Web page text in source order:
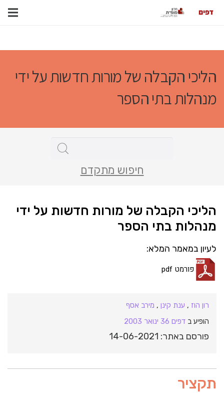
הליכי הקבלה של מורות חדשות על ידי
מנהלות בתי הספר
חיפוש מתקדם
הליכי הקבלה של מורות חדשות על ידי
מנהלות בתי הספר
לעיון במאמר המלא:
פורמט pdf
רון הוז , ענת קינן , מירב אסף
הופיע ב דפים 36 ינואר 2003
פורסם באתר: 14-06-2021
תקציר